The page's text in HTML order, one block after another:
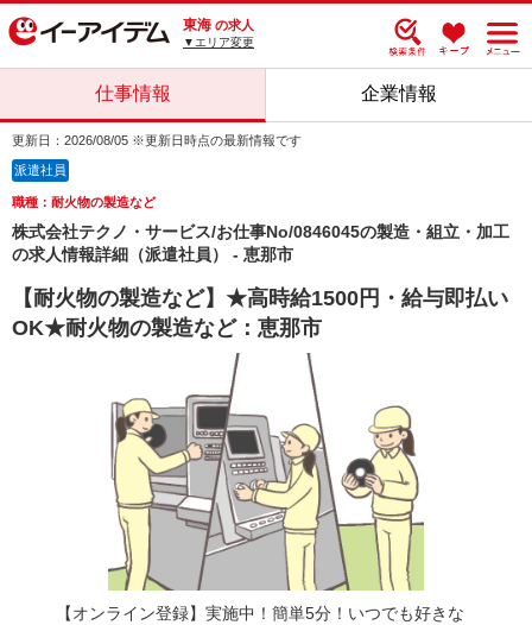
東海 の求人
▼エリア変更
仕事情報 企業情報
更新日：2026/08/05 ※更新日時点の最新情報です
派遣社員
職種：耐火物の製造など
株式会社テクノ・サービス/お仕事No/0846045の製造・組立・加工
の求人情報詳細（派遣社員） - 恵那市
【耐火物の製造など】★高時給1500円・給与即払い
OK★耐火物の製造など：恵那市
【オンライン登録】実施中！簡単5分！いつでも好きな